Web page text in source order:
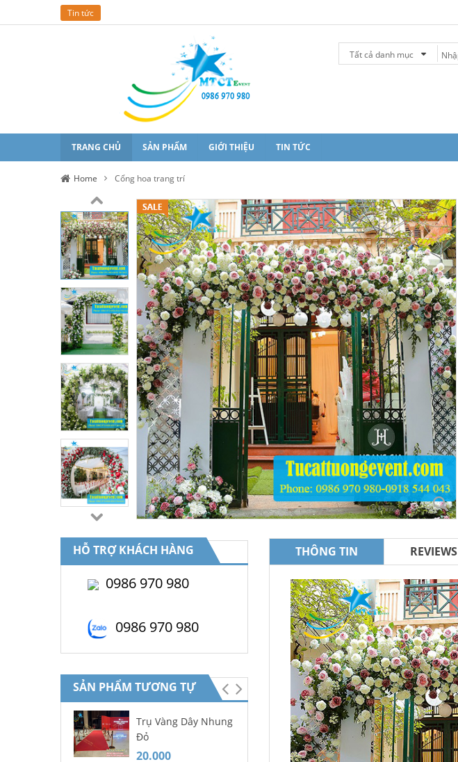
Tin tức
Tất cả danh mục
TRANG CHỦ SẢN PHẨM GIỚI THIỆU TIN TỨC
Home Cổng hoa trang trí
HỖ TRỢ KHÁCH HÀNG
0986 970 980
0986 970 980
SẢN PHẨM TƯƠNG TỰ
Trụ Vàng Dây Nhung
Đỏ
20.000
Mâm Xoay
20.000
THÔNG TIN REVIEWS